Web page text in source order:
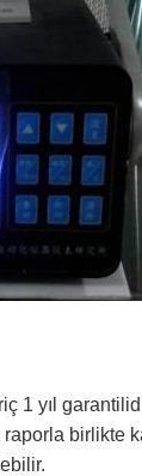
1 yıl
birlikte